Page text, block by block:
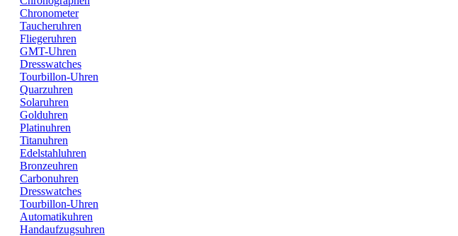
Chronometer
Taucheruhren
Fliegeruhren
GMT-Uhren
Dresswatches
Tourbillon-Uhren
Quarzuhren
Solaruhren
Golduhren
Platinuhren
Titanuhren
Edelstahluhren
Bronzeuhren
Carbonuhren
Dresswatches
Tourbillon-Uhren
Automatikuhren
Handaufzugsuhren